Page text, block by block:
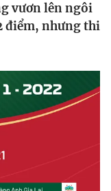
vươn lên ngôi
điểm, nhưng thi